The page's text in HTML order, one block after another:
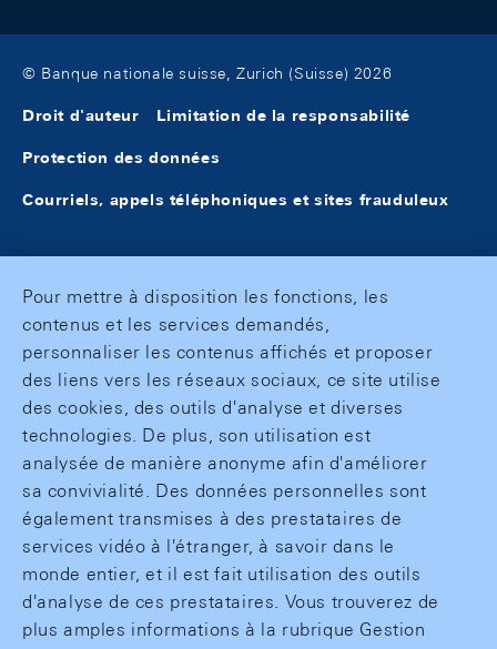
© Banque nationale suisse, Zurich (Suisse) 2026
Droit d'auteur Limitation de la responsabilité
Protection des données
Courriels, appels téléphoniques et sites frauduleux
Pour mettre à disposition les fonctions, les
contenus et les services demandés,
personnaliser les contenus affichés et proposer
des liens vers les réseaux sociaux, ce site utilise
des cookies, des outils d'analyse et diverses
technologies. De plus, son utilisation est
analysée de manière anonyme afin d'améliorer
sa convivialité. Des données personnelles sont
également transmises à des prestataires de
services vidéo à l'étranger, à savoir dans le
monde entier, et il est fait utilisation des outils
d'analyse de ces prestataires. Vous trouverez de
plus amples informations à la rubrique Gestion